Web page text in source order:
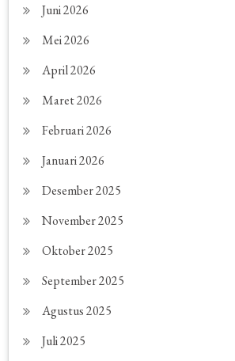
Juni 2026
Mei 2026
April 2026
Maret 2026
Februari 2026
Januari 2026
Desember 2025
November 2025
Oktober 2025
September 2025
Agustus 2025
Juli 2025